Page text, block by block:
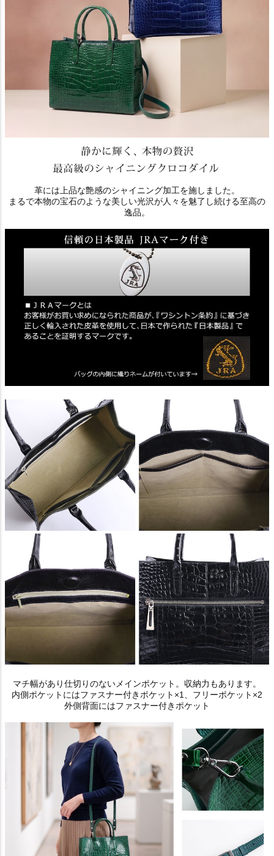
革には上品な艶感のシャイニング加工を施しました。
まるで本物の宝石のような美しい光沢が人々を魅了し続ける至高の
逸品。
マチ幅があり仕切りのないメインポケット。収納力もあります。
内側ポケットにはファスナー付きポケット×1、フリーポケット×2
外側背面にはファスナー付きポケット